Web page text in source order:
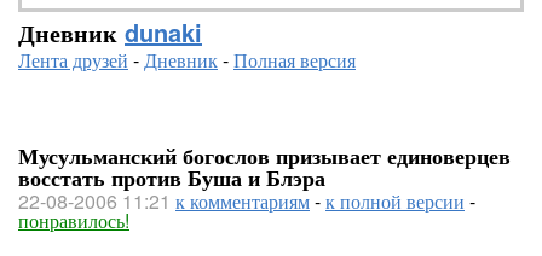
Дневник dunaki
Лента друзей -Дневник-Полная версия
Мусульманский богослов призывает единоверцев
восстать против Буша и Блэра
22-08-2006 11:21 к комментариям-к полной версии -
понравилось!